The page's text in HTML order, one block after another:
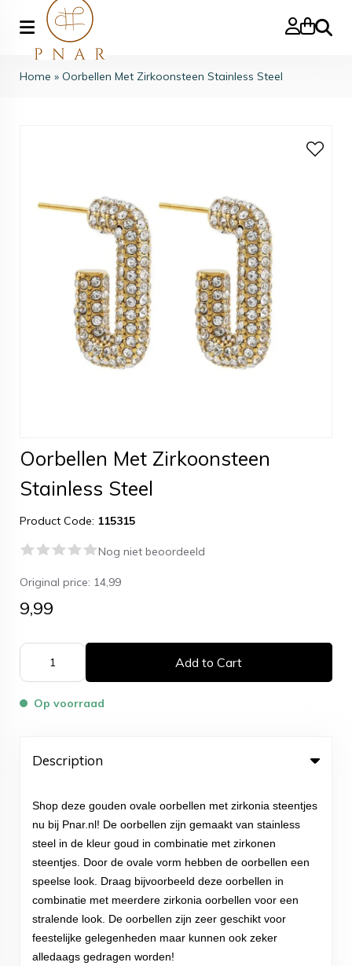
Search
Home » Oorbellen Met Zirkoonsteen Stainless Steel
Oorbellen Met Zirkoonsteen
Stainless Steel
Product Code: 115315
Nog niet beoordeeld
Original price: 14,99
9,99
Add to Cart
Op voorraad
Description
Shop deze gouden ovale oorbellen met zirkonia steentjes
nu bij Pnar.nl! De oorbellen zijn gemaakt van stainless
steel in de kleur goud in combinatie met zirkonen
steentjes. Door de ovale vorm hebben de oorbellen een
speelse look. Draag bijvoorbeeld deze oorbellen in
combinatie met meerdere zirkonia oorbellen voor een
stralende look. De oorbellen zijn zeer geschikt voor
feestelijke gelegenheden maar kunnen ook zeker
alledaags gedragen worden!